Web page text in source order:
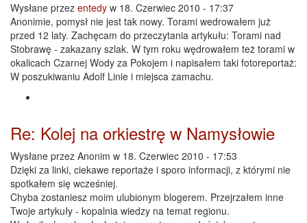
Wysłane przez entedy w 18. Czerwiec 2010 - 17:37
Anonimie, pomysł nie jest tak nowy. Torami wedrowałem już
przed 12 laty. Zachęcam do przeczytania artykułu: Torami nad
Stobrawę - zakazany szlak. W tym roku wędrowałem też torami w
okalicach Czarnej Wody za Pokojem i napisałem taki fotoreportaż:
W poszukiwaniu Adolf Linie i miejsca zamachu.
Re: Kolej na orkiestrę w Namysłowie
Wysłane przez Anonim w 18. Czerwiec 2010 - 17:53
Dzięki za linki, ciekawe reportaże i sporo informacji, z którymi nie
spotkałem się wcześniej.
Chyba zostaniesz moim ulubionym blogerem. Przejrzałem inne
Twoje artykuły - kopalnia wiedzy na temat regionu.